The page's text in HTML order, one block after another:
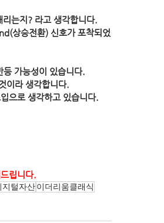
는지? 라고 생각합니다.
상승전환) 신호가 포착되었
가능성이 있습니다.
이라 생각합니다.
으로 생각하고 있습니다.
립니다.
지털자산이더리움클래식